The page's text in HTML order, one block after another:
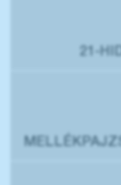
21-